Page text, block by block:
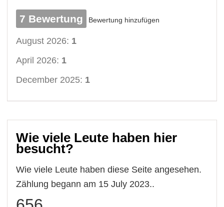
7 Bewertung Bewertung hinzufügen
August 2026: 1
April 2026: 1
December 2025: 1
Wie viele Leute haben hier
besucht?
Wie viele Leute haben diese Seite angesehen.
Zählung begann am 15 July 2023..